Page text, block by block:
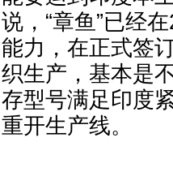
说，“章鱼”已经
能力，在正式签
织生产，基本是
存型号满足印度
重开生产线。